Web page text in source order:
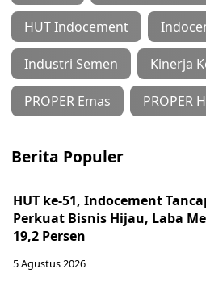
HUT Indocement
Industri Semen Kinerja
PROPER Emas PROPER
Berita Populer
HUT ke-51, Indocement
Perkuat Bisnis Hijau, Laba
19,2 Persen
5 Agustus 2026